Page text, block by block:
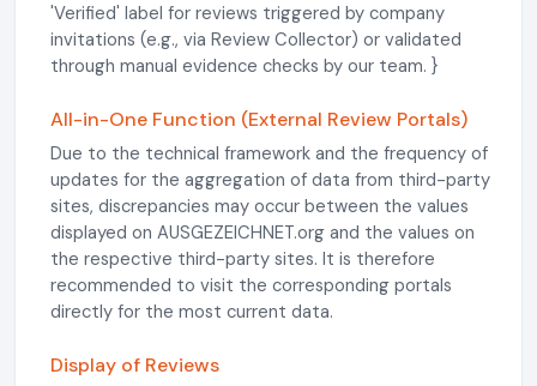
'Verified' label for reviews triggered by company
invitations (e.g., via Review Collector) or validated
through manual evidence checks by our team. }
All-in-One Function (External Review Portals)
Due to the technical framework and the frequency of
updates for the aggregation of data from third-party
sites, discrepancies may occur between the values
displayed on AUSGEZEICHNET.org and the values on
the respective third-party sites. It is therefore
recommended to visit the corresponding portals
directly for the most current data.
Display of Reviews